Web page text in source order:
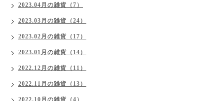
2023.04月の雑貨（7）
2023.03月の雑貨（24）
2023.02月の雑貨（17）
2023.01月の雑貨（14）
2022.12月の雑貨（11）
2022.11月の雑貨（13）
2022.10月の雑貨（4）